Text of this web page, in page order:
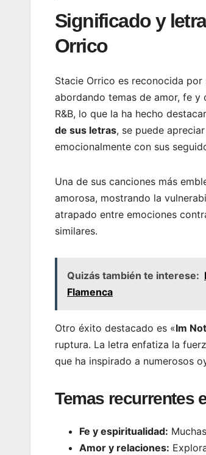
Significado y
Orrico
Stacie Orrico es reconocida
abordando temas de amor, fe y
R&B, lo que la ha hecho
de sus letras, se puede
emocionalmente con sus
Una de sus canciones más
amorosa, mostrando la
atrapado entre emociones
similares.
Quizás también te interese:
Flamenca
Otro éxito destacado es «Im
ruptura. La letra enfatiza la
que ha inspirado a numerosos
Temas recurrentes
Fe y espiritualidad:
Amor y relaciones: